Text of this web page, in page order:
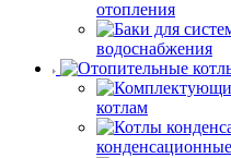
отопления
водоснабжения
котлам